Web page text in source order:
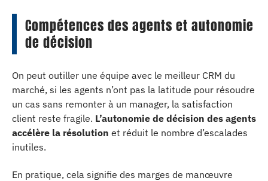
Compétences des agents et autonomie
de décision
On peut outiller une équipe avec le meilleur CRM du
marché, si les agents n’ont pas la latitude pour résoudre
un cas sans remonter à un manager, la satisfaction
client reste fragile. L’autonomie de décision des agents
accélère la résolution et réduit le nombre d’escalades
inutiles.
En pratique, cela signifie des marges de manœuvre